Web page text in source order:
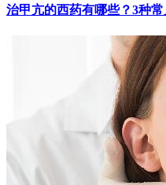
治甲亢的西药有哪些？3种